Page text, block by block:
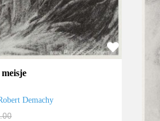
Demachy